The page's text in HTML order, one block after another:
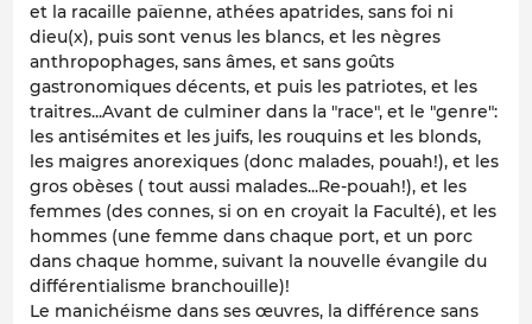
et la racaille païenne, athées apatrides, sans foi ni
dieu(x), puis sont venus les blancs, et les nègres
anthropophages, sans âmes, et sans goûts
gastronomiques décents, et puis les patriotes, et les
traitres...Avant de culminer dans la "race", et le "genre":
les antisémites et les juifs, les rouquins et les blonds,
les maigres anorexiques (donc malades, pouah!), et les
gros obèses ( tout aussi malades...Re-pouah!), et les
femmes (des connes, si on en croyait la Faculté), et les
hommes (une femme dans chaque port, et un porc
dans chaque homme, suivant la nouvelle évangile du
différentialisme branchouille)!
Le manichéisme dans ses œuvres, la différence sans